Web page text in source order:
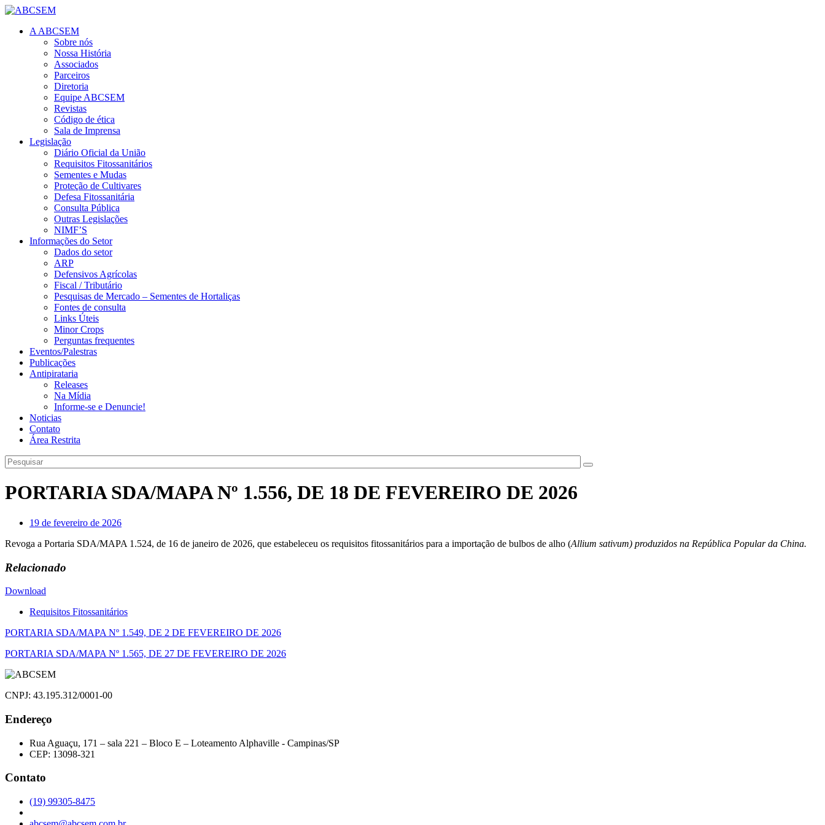
A ABCSEM
Sobre nós
Nossa História
Associados
Parceiros
Diretoria
Equipe ABCSEM
Revistas
Código de ética
Sala de Imprensa
Legislação
Diário Oficial da União
Requisitos Fitossanitários
Sementes e Mudas
Proteção de Cultivares
Defesa Fitossanitária
Consulta Pública
Outras Legislações
NIMF’S
Informações do Setor
Dados do setor
ARP
Defensivos Agrícolas
Fiscal / Tributário
Pesquisas de Mercado – Sementes de Hortaliças
Fontes de consulta
Links Úteis
Minor Crops
Perguntas frequentes
Eventos/Palestras
Publicações
Antipirataria
Releases
Na Mídia
Informe-se e Denuncie!
Noticias
Contato
Área Restrita
PORTARIA SDA/MAPA Nº 1.556, DE 18 DE FEVEREIRO DE 2026
19 de fevereiro de 2026
Revoga a Portaria SDA/MAPA 1.524, de 16 de janeiro de 2026, que estabeleceu os requisitos fitossanitários para a importação de bulbos de alho (Allium sativum) produzidos na República Popular da China.
Relacionado
Download
Requisitos Fitossanitários
Navegação
de
Post
PORTARIA SDA/MAPA Nº 1.549, DE 2 DE FEVEREIRO DE 2026
PORTARIA SDA/MAPA Nº 1.565, DE 27 DE FEVEREIRO DE 2026
CNPJ: 43.195.312/0001-00
Endereço
Rua Aguaçu, 171 – sala 221 – Bloco E – Loteamento Alphaville - Campinas/SP
CEP: 13098-321
Contato
(19) 99305-8475